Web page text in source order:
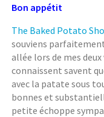
Bon appétit
The Baked Potato
souviens
allée lors de mes
connaissent savent
avec la patate sous
bonnes et
petite échoppe